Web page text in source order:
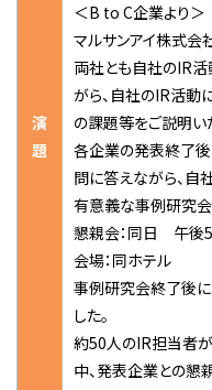
演
題
＜B to C企業より＞
マルサンアイ株式会
両社とも自社のIR活
がら、自社のIR活動
の課題等をご説明い
各企業の発表終了
問に答えながら、自
有意義な事例研究会
懇親会：同日 午後
会場：同ホテル
事例研究会終了後
した。
約50人のIR担当者が
中、発表企業との懇